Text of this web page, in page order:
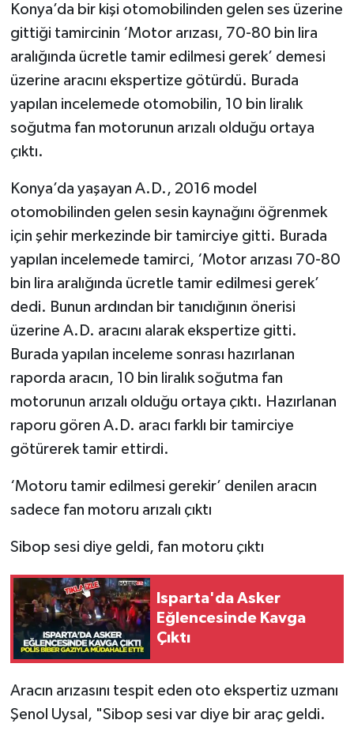
Konya’da bir kişi otomobilinden gelen ses üzerine
gittiği tamircinin ‘Motor arızası, 70-80 bin lira
aralığında ücretle tamir edilmesi gerek’ demesi
üzerine aracını ekspertize götürdü. Burada
yapılan incelemede otomobilin, 10 bin liralık
soğutma fan motorunun arızalı olduğu ortaya
çıktı.
Konya’da yaşayan A.D., 2016 model
otomobilinden gelen sesin kaynağını öğrenmek
için şehir merkezinde bir tamirciye gitti. Burada
yapılan incelemede tamirci, ‘Motor arızası 70-80
bin lira aralığında ücretle tamir edilmesi gerek’
dedi. Bunun ardından bir tanıdığının önerisi
üzerine A.D. aracını alarak ekspertize gitti.
Burada yapılan inceleme sonrası hazırlanan
raporda aracın, 10 bin liralık soğutma fan
motorunun arızalı olduğu ortaya çıktı. Hazırlanan
raporu gören A.D. aracı farklı bir tamirciye
götürerek tamir ettirdi.
‘Motoru tamir edilmesi gerekir’ denilen aracın
sadece fan motoru arızalı çıktı
Sibop sesi diye geldi, fan motoru çıktı
Isparta'da Asker
Eğlencesinde Kavga
Çıktı
Aracın arızasını tespit eden oto ekspertiz uzmanı
Şenol Uysal, "Sibop sesi var diye bir araç geldi.
SAĞLIK
Spor
Tarihi Yapılarımız
Türkiye
Yerel
Künye